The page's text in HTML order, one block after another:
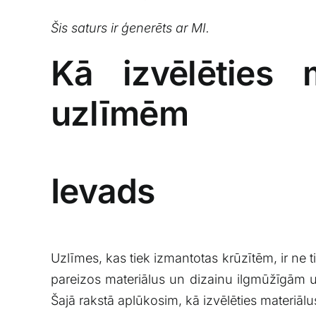
Šis saturs ​ir⁣ ģenerēts ar MI.
Kā ‍izvēlēties
uzlīmēm
Ievads
Uzlīmes, kas⁣ tiek izmantotas krūzītēm, ⁢ir⁣ ne
pareizos ⁤materiālus‌ un dizainu ilgmūžīgām‌
Šajā rakstā aplūkosim, ⁤kā izvēlēties